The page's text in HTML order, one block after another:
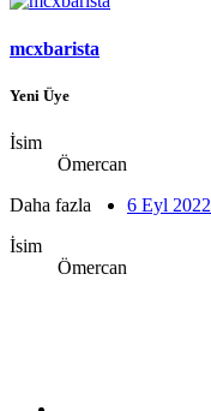
mcxbarista
Yeni Üye
İsim
Ömercan
Daha fazla
İsim
Ömercan
6 Eyl 2022